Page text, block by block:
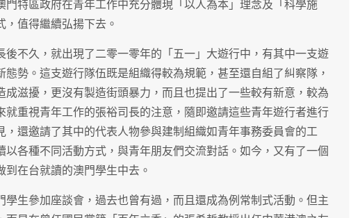
門特區政府在青年工作中充分體現「以人為本」理念及「科學施
值得繼續弘揚下去。
後不久，就出現了二零一零年的「五一」大遊行中，有其中一支遊
勢。這支遊行隊伍既是組織得較為規範，甚至還自組了糾察隊，
成滋擾，更沒有製造街頭暴力，而且也提出了一些較有新意，較為
就重視青年工作的張裕司長的注意，隨即邀請這些青年遊行者進行
，還邀請了其中的代表人物參與建制組織如青年事務委員會的工
以各種不同活動方式，與青年朋友們交流對話。如今，又有了一個
到在台就讀的澳門學生中去。
學生參加座談會，過去也曾有過，而且還成為例常制式活動。但主